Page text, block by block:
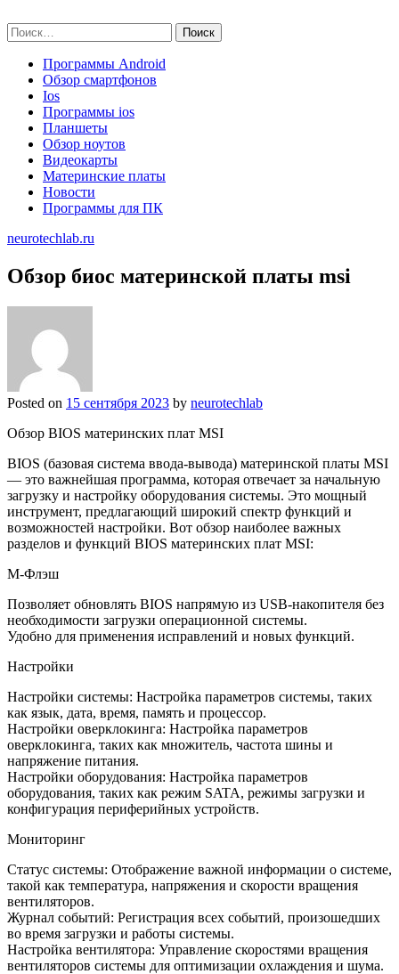
to
content
Найти:
Программы Android
Обзор смартфонов
Ios
Программы ios
Планшеты
Обзор ноутов
Видеокарты
Материнские платы
Новости
Программы для ПК
neurotechlab.ru
Обзор биос материнской платы msi
Posted on 15 сентября 2023 by neurotechlab
Обзор BIOS материнских плат MSI
BIOS (базовая система ввода-вывода) материнской платы MSI
— это важнейшая программа, которая отвечает за начальную
загрузку и настройку оборудования системы. Это мощный
инструмент, предлагающий широкий спектр функций и
возможностей настройки. Вот обзор наиболее важных
разделов и функций BIOS материнских плат MSI:
М-Флэш
Позволяет обновлять BIOS напрямую из USB-накопителя без
необходимости загрузки операционной системы.
Удобно для применения исправлений и новых функций.
Настройки
Настройки системы: Настройка параметров системы, таких
как язык, дата, время, память и процессор.
Настройки оверклокинга: Настройка параметров
оверклокинга, таких как множитель, частота шины и
напряжение питания.
Настройки оборудования: Настройка параметров
оборудования, таких как режим SATA, режимы загрузки и
конфигурация периферийных устройств.
Мониторинг
Статус системы: Отображение важной информации о системе,
такой как температура, напряжения и скорости вращения
вентиляторов.
Журнал событий: Регистрация всех событий, произошедших
во время загрузки и работы системы.
Настройка вентилятора: Управление скоростями вращения
вентиляторов системы для оптимизации охлаждения и шума.